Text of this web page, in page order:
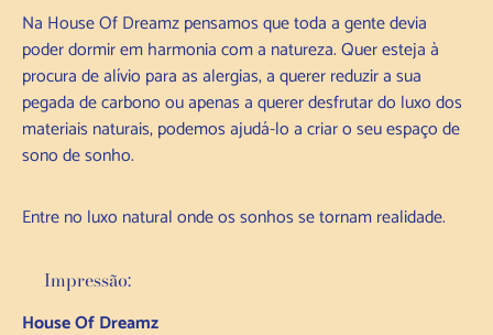
Na House Of Dreamz pensamos que toda a gente devia
poder dormir em harmonia com a natureza. Quer esteja à
procura de alívio para as alergias, a querer reduzir a sua
pegada de carbono ou apenas a querer desfrutar do luxo dos
materiais naturais, podemos ajudá-lo a criar o seu espaço de
sono de sonho.
Entre no luxo natural onde os sonhos se tornam realidade.
Impressão:
House Of Dreamz